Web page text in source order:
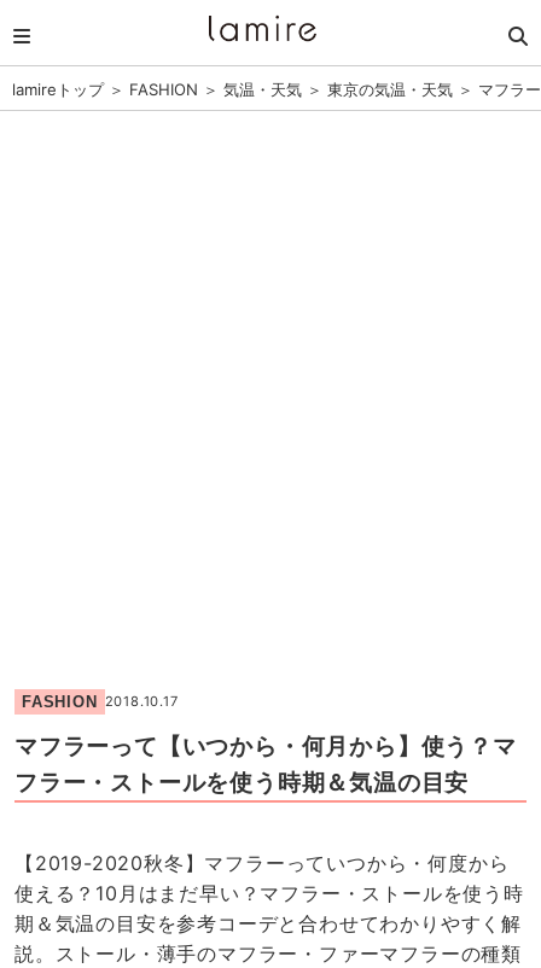
lamireトップ＞ FASHION ＞ 気温・天気 ＞ 東京の気温・天気 ＞ マフラ
FASHION 2018.10.17
マフラーって【いつから・何月から】使う？マ
フラー・ストールを使う時期＆気温の目安
【2019-2020秋冬】マフラーっていつから・何度から
使える？10月はまだ早い？マフラー・ストールを使う時
期＆気温の目安を参考コーデと合わせてわかりやすく解
説。ストール・薄手のマフラー・ファーマフラーの種類